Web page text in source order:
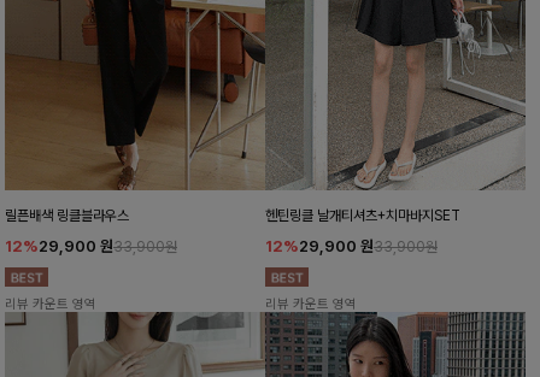
릴픈배색 링클블라우스
12%29,900 원33,900원
리뷰 카운트 영역
헨틴링클 날개티셔츠+치마바지SET
12%29,900 원33,900원
리뷰 카운트 영역